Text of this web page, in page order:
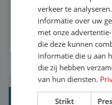
Als Stagiaire Business
informatiebehoefte van
afdelingen specificeren.
informatiebehoefte ga je
adviezen, rapportages
ontwikkelen, aanpassen
producten ontwikkel je
BEKIJK VACATURE
verkeer te
informatie over uw
met onze
die deze kunnen
informatie die u aan
die zij hebben
van hun diensten.
Strikt